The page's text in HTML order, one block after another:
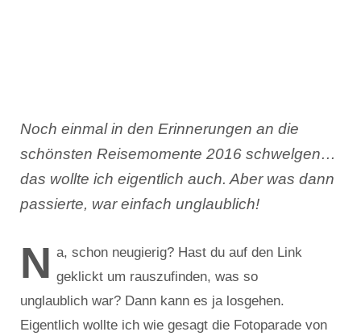
Noch einmal in den Erinnerungen an die
schönsten Reisemomente 2016 schwelgen…
das wollte ich eigentlich auch. Aber was dann
passierte, war einfach unglaublich!
N a, schon neugierig? Hast du auf den Link
geklickt um rauszufinden, was so
unglaublich war? Dann kann es ja losgehen.
Eigentlich wollte ich wie gesagt die Fotoparade von